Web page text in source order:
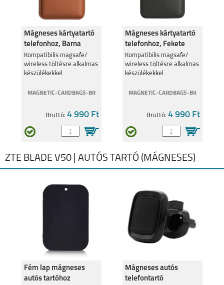
Mágneses kártyatartó
telefonhoz, Barna
Kompatibilis magsafe/
wireless töltésre alkalmas
készülékekkel
MAGNETIC-CARDBAGS-BR
Bruttó: 4 990 Ft
Mágneses kártyatartó
telefonhoz, Fekete
Kompatibilis magsafe/
wireless töltésre alkalmas
készülékekkel
MAGNETIC-CARDBAGS-BK
Bruttó:4 990 Ft
ZTE BLADE V50 | AUTÓS TARTÓ (MÁGNESES)
Fém lap mágneses
autós tartóhoz
Mágneses autós
telefontartó